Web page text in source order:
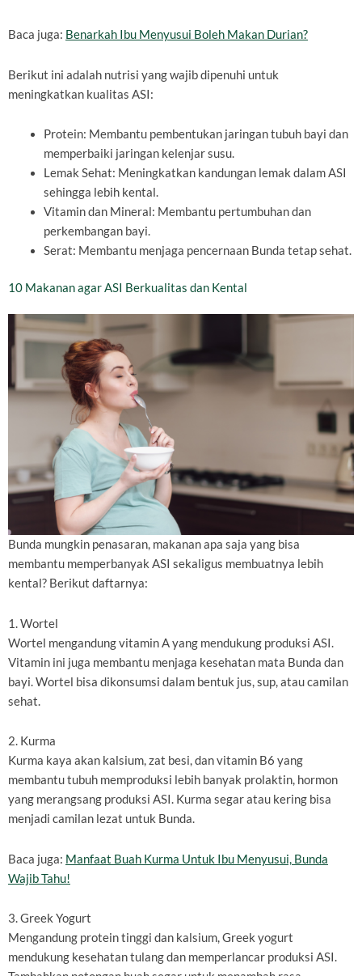
Baca juga: Benarkah Ibu Menyusui Boleh Makan Durian?
Berikut ini adalah nutrisi yang wajib dipenuhi untuk
meningkatkan kualitas ASI:
Protein: Membantu pembentukan jaringan tubuh bayi dan
memperbaiki jaringan kelenjar susu.
Lemak Sehat: Meningkatkan kandungan lemak dalam ASI
sehingga lebih kental.
Vitamin dan Mineral: Membantu pertumbuhan dan
perkembangan bayi.
Serat: Membantu menjaga pencernaan Bunda tetap sehat.
10 Makanan agar ASI Berkualitas dan Kental
Bunda mungkin penasaran, makanan apa saja yang bisa
membantu memperbanyak ASI sekaligus membuatnya lebih
kental? Berikut daftarnya:
1. Wortel
Wortel mengandung vitamin A yang mendukung produksi ASI.
Vitamin ini juga membantu menjaga kesehatan mata Bunda dan
bayi. Wortel bisa dikonsumsi dalam bentuk jus, sup, atau camilan
sehat.
2. Kurma
Kurma kaya akan kalsium, zat besi, dan vitamin B6 yang
membantu tubuh memproduksi lebih banyak prolaktin, hormon
yang merangsang produksi ASI. Kurma segar atau kering bisa
menjadi camilan lezat untuk Bunda.
Baca juga: Manfaat Buah Kurma Untuk Ibu Menyusui, Bunda
Wajib Tahu!
3. Greek Yogurt
Mengandung protein tinggi dan kalsium, Greek yogurt
mendukung kesehatan tulang dan memperlancar produksi ASI.